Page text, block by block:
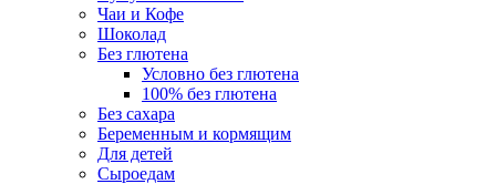
Чаи и Кофе
Шоколад
Без глютена
Условно без глютена
100% без глютена
Без сахара
Беременным и кормящим
Для детей
Сыроедам